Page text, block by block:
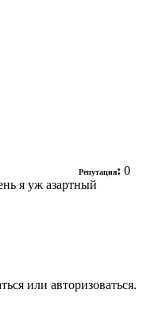
Репутация: 0
я уж азартный
или авторизоваться.